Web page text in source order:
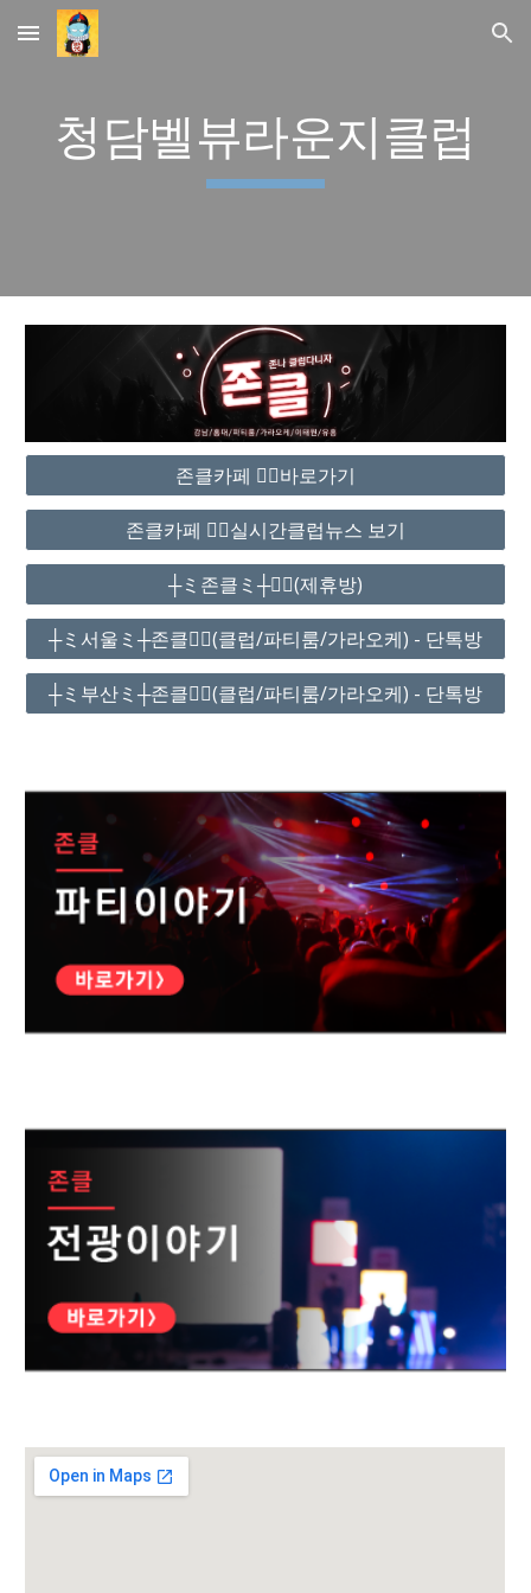
Skip to main content Skip to navigation
청담벨뷰라운지클럽
존클카페 ❤️‍🔥바로가기
존클카페 ❤️‍🔥실시간클럽뉴스 보기
┼ミ존클ミ┼❤️‍🔥(제휴방)
┼ミ서울ミ┼존클❤️‍🔥(클럽/파티룸/가라오케) - 단톡방
┼ミ부산ミ┼존클❤️‍🔥(클럽/파티룸/가라오케) - 단톡방